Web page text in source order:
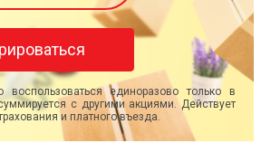
единоразово только в
с другими акциями. Действует
и платного въезда.